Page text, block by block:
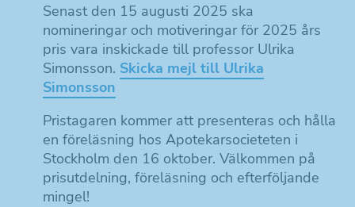
Senast den 15 augusti 2025 ska
nomineringar och motiveringar för 2025 års
pris vara inskickade till professor Ulrika
Simonsson. Skicka mejl till Ulrika
Simonsson
Pristagaren kommer att presenteras och hålla
en föreläsning hos Apotekarsocieteten i
Stockholm den 16 oktober. Välkommen på
prisutdelning, föreläsning och efterföljande
mingel!